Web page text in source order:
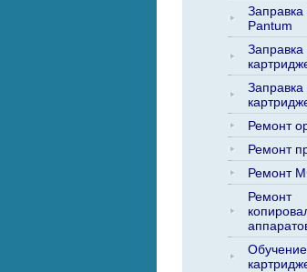
Заправка
Pantum
Заправка
Ремонт
Ремонт
Ремонт
Ремонт